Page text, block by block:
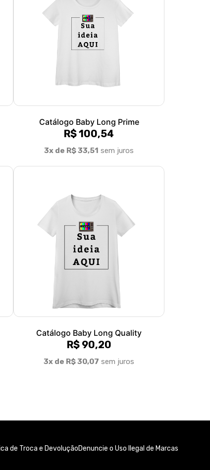
Catálogo Baby Long Prime
R$ 100,54
3x de R$ 33,51 sem juros
Catálogo Baby Long Quality
R$ 90,20
3x de R$ 30,07 sem juros
de Troca e DevoluçãoDenuncie o Uso Ilegal de Marcas